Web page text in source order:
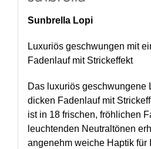
Sunbrella Lopi
Luxuriös geschwungen mit
Fadenlauf mit Strickeffekt
Das luxuriös geschwungene
dicken Fadenlauf mit
ist in 18 frischen, fröhlichen
leuchtenden Neutraltönen
angenehm weiche Haptik für